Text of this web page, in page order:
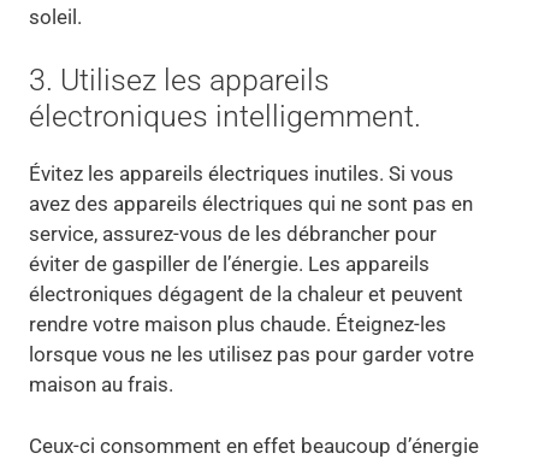
soleil.
3. Utilisez les appareils
électroniques intelligemment.
Évitez les appareils électriques inutiles. Si vous
avez des appareils électriques qui ne sont pas en
service, assurez-vous de les débrancher pour
éviter de gaspiller de l’énergie. Les appareils
électroniques dégagent de la chaleur et peuvent
rendre votre maison plus chaude. Éteignez-les
lorsque vous ne les utilisez pas pour garder votre
maison au frais.
Ceux-ci consomment en effet beaucoup d’énergie